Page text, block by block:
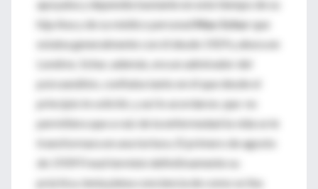
apoyaba y dependía bastante en este tiempo de su
hija Ana y de su médico personalMax Schur que
estaba generalmente con él desde 1929 y ahora en
Londres. Schur, además, era un admirador del
psicoanálisis, confiaba tanto en él que desde el
principio le solicitó, y así lo acordaron, que no
permitiera que a raíz de la enfermedad la vida se le
transformara en una tortura. El primero de agosto
de 1939 Freud terminó definitivamente su
práctica, tenía plena conciencia de como se iba